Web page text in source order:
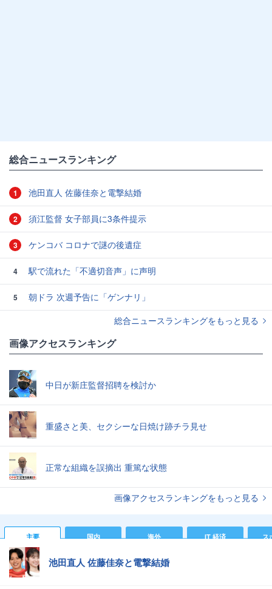
総合ニュースランキング
1 池田直人 佐藤佳奈と電撃結婚
2 須江監督 女子部員に3条件提示
3 ケンコバ コロナで謎の後遺症
4 駅で流れた「不適切音声」に声明
5
朝ドラ 次週予告に「ゲンナリ」
総合ニュースランキングをもっと見る
画像アクセスランキング
中日が新庄監督招聘を検討か
重盛さと美、セクシーな日焼け跡チラ見せ
正常な組織を誤摘出 重篤な状態
画像アクセスランキングをもっと見る
主要 国内 海外 IT 経済 ス
池田直人 佐藤佳奈と電撃結婚